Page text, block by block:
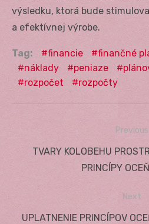
výsledku, ktorá bude
a efektívnej výrobe.
Tag: financie finančné
náklady
peniaze
rozpočet
rozpočty
Navigácia
Previous
Previous
TVARY KOLOBEHU
PRINCÍPY
Next
Next
UPLATNENIE PRINCÍPOV